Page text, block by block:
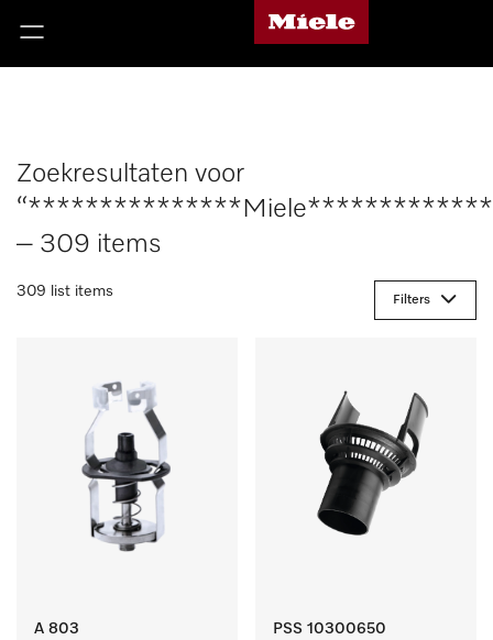
Zoekresultaten voor
– 309 items
309 list items
Filters
A 803
PSS 10300650